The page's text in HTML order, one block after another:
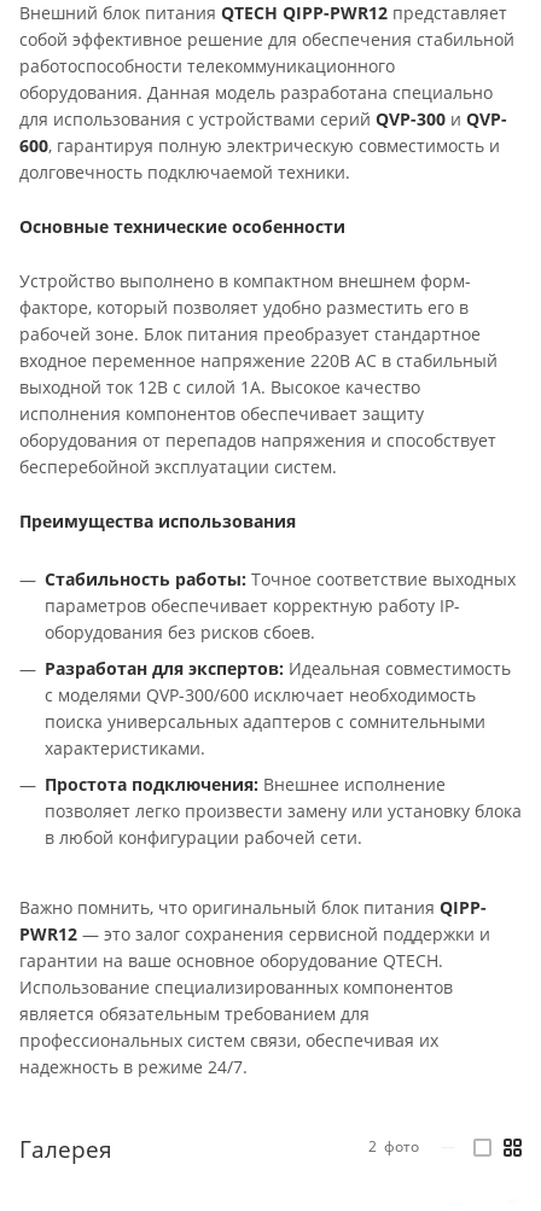
Внешний блок питания QTECH QIPP-PWR12 представляет
собой эффективное решение для обеспечения стабильной
работоспособности телекоммуникационного
оборудования. Данная модель разработана специально
для использования с устройствами серий QVP-300 и QVP-
600, гарантируя полную электрическую совместимость и
долговечность подключаемой техники.
Основные технические особенности
Устройство выполнено в компактном внешнем форм-
факторе, который позволяет удобно разместить его в
рабочей зоне. Блок питания преобразует стандартное
входное переменное напряжение 220В AC в стабильный
выходной ток 12В с силой 1А. Высокое качество
исполнения компонентов обеспечивает защиту
оборудования от перепадов напряжения и способствует
бесперебойной эксплуатации систем.
Преимущества использования
Стабильность работы: Точное соответствие выходных
параметров обеспечивает корректную работу IP-
оборудования без рисков сбоев.
Разработан для экспертов: Идеальная совместимость
с моделями QVP-300/600 исключает необходимость
поиска универсальных адаптеров с сомнительными
характеристиками.
Простота подключения: Внешнее исполнение
позволяет легко произвести замену или установку блока
в любой конфигурации рабочей сети.
Важно помнить, что оригинальный блок питания QIPP-
PWR12 — это залог сохранения сервисной поддержки и
гарантии на ваше основное оборудование QTECH.
Использование специализированных компонентов
является обязательным требованием для
профессиональных систем связи, обеспечивая их
надежность в режиме 24/7.
Галерея 2 фото